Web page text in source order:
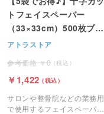
トフェイスペーパー
（33×33cm）500枚ブラ
ウン
アトラストア
0
1,422
サロンや整骨院などの業務用
で使用するフェイスペーパー